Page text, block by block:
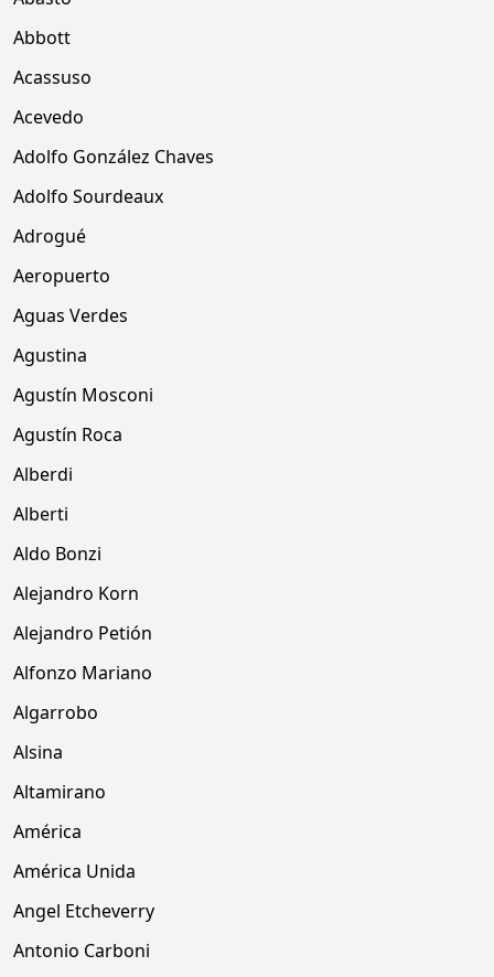
Abbott
Acassuso
Acevedo
Adolfo González Chaves
Adolfo Sourdeaux
Adrogué
Aeropuerto
Aguas Verdes
Agustina
Agustín Mosconi
Agustín Roca
Alberdi
Alberti
Aldo Bonzi
Alejandro Korn
Alejandro Petión
Alfonzo Mariano
Algarrobo
Alsina
Altamirano
América
América Unida
Angel Etcheverry
Antonio Carboni